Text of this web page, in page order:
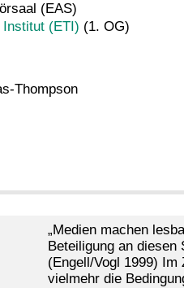
(EAS)
Institut (ETI) (1. OG)
Thompson
„Medien machen
Beteiligung an diesen
(Engell/Vogl 1999)
vielmehr die